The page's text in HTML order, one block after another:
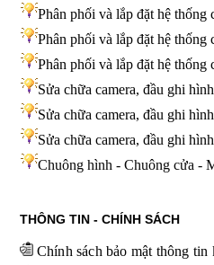
Phân phối và lắp đặt hệ thống
Phân phối và lắp đặt hệ thống
Phân phối và lắp đặt hệ thống
Sửa chữa camera, đầu ghi
Sửa chữa camera, đầu ghi
Sửa chữa camera, đầu ghi hình
Chuông hình - Chuông cửa -
THÔNG TIN - CHÍNH SÁCH
Chính sách bảo mật thông tin